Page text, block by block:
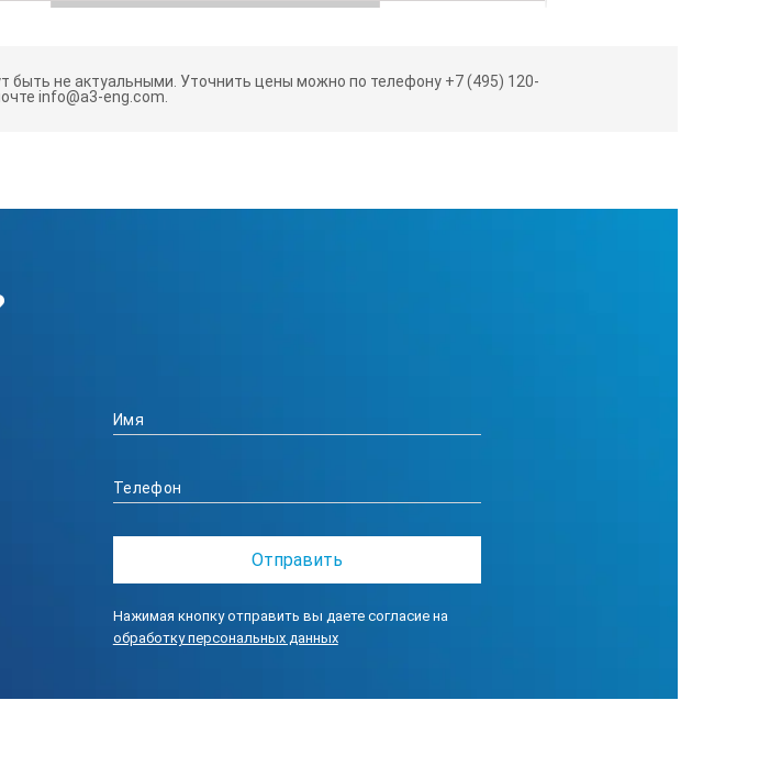
Размеры и вес 3.2×3.4× 16.8cm, 130г
быть не актуальными. Уточнить цены можно по телефону +7 (495) 120-
info@a3-eng.com.
Нажимая кнопку отправить вы даете согласие на
обработку персональных данных